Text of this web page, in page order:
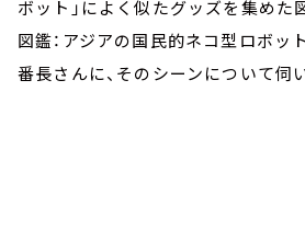
ボット」によく似たグッズを集めた
図鑑：アジアの国民的ネコ型ロボッ
番長さんに、そのシーンについて伺